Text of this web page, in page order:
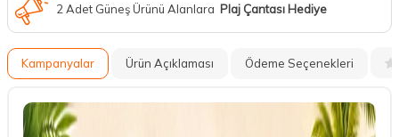
2 Adet Güneş Ürünü Alanlara Plaj Çantası Hediye
Kampanyalar Ürün Açıklaması Ödeme Seçenekleri